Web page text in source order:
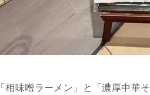
「相味噌ラーメン」と「濃厚中華